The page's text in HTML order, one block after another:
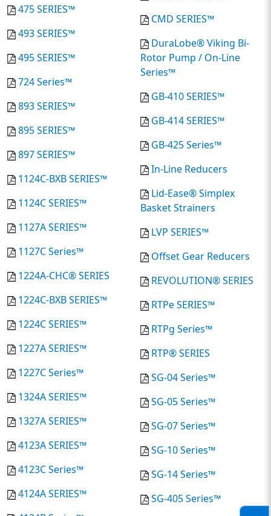
475 SERIES™
493 SERIES™
495 SERIES™
724 Series™
893 SERIES™
895 SERIES™
897 SERIES™
1124C-BXB SERIES™
1124C SERIES™
1127A SERIES™
1127C Series™
1224A-CHC® SERIES
1224C-BXB SERIES™
1224C SERIES™
1227A SERIES™
1227C Series™
1324A SERIES™
1327A SERIES™
4123A SERIES™
4123C Series™
4124A SERIES™
CMD SERIES™
DuraLobe® Viking Bi-
Rotor Pump / On-Line
Series™
GB-410 SERIES™
GB-414 SERIES™
GB-425 Series™
In-Line Reducers
Lid-Ease® Simplex
Basket Strainers
LVP SERIES™
Offset Gear Reducers
REVOLUTION® SERIES
RTPe SERIES™
RTPg Series™
RTP® SERIES
SG-04 Series™
SG-05 Series™
SG-07 Series™
SG-10 Series™
SG-14 Series™
SG-405 Series™